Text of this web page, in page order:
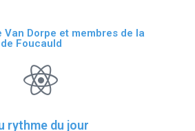
Dorpe et membres de la
Foucauld
rythme du jour